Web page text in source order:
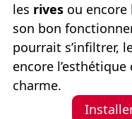
les rives ou encore
son bon
pourrait s’infiltrer,
encore
charme.